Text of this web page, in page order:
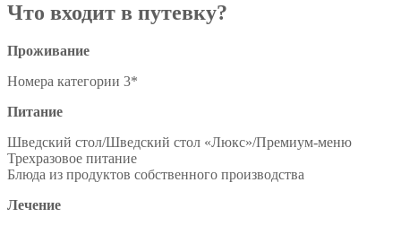
Что входит в путевку?
Проживание
Номера категории 3*
Питание
Шведский стол/Шведский стол «Люкс»/Премиум-меню
Трехразовое питание
Блюда из продуктов собственного производства
Лечение